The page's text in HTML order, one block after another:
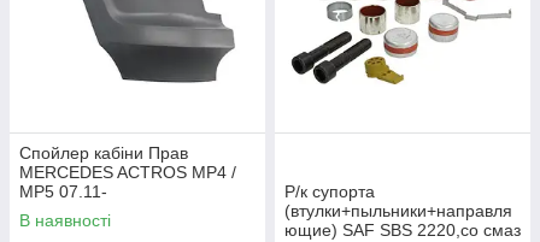
Спойлер кабіни Прав
MERCEDES ACTROS MP4 /
MP5 07.11-
В наявності
Р/к супорта
(втулки+пыльники+направля
ющие) SAF SBS 2220,со смаз